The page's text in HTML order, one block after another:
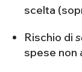
scelta
Rischio di
spese non